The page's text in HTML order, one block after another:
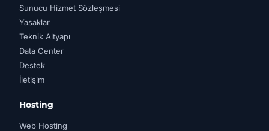
Sunucu Hizmet Sözleşmesi
Yasaklar
Teknik Altyapı
Data Center
Destek
İletişim
Hosting
Web Hosting